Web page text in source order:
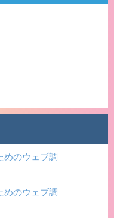
めのウェブ調
めのウェブ調